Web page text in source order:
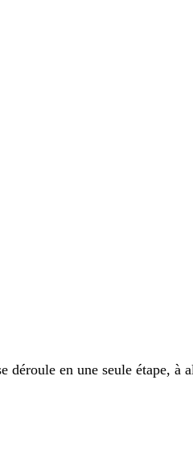
en une seule étape, à